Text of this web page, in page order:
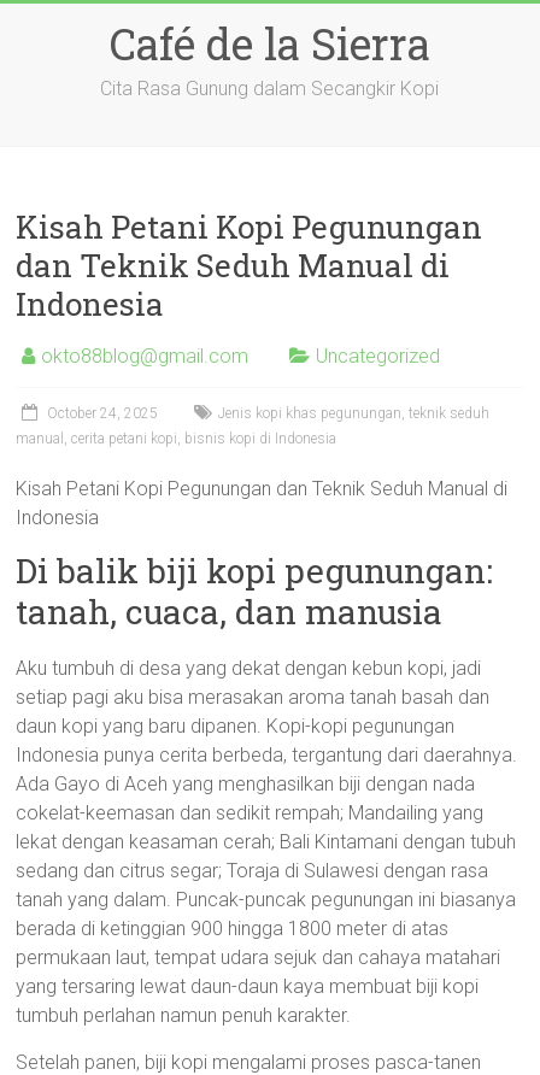
Café de la Sierra
Cita Rasa Gunung dalam Secangkir Kopi
Kisah Petani Kopi Pegunungan
dan Teknik Seduh Manual di
Indonesia
okto88blog@gmail.com Uncategorized
October 24, 2025
Jenis kopi khas pegunungan, teknik seduh
manual, cerita petani kopi, bisnis kopi di Indonesia
Kisah Petani Kopi Pegunungan dan Teknik Seduh Manual di
Indonesia
Di balik biji kopi pegunungan:
tanah, cuaca, dan manusia
Aku tumbuh di desa yang dekat dengan kebun kopi, jadi
setiap pagi aku bisa merasakan aroma tanah basah dan
daun kopi yang baru dipanen. Kopi-kopi pegunungan
Indonesia punya cerita berbeda, tergantung dari daerahnya.
Ada Gayo di Aceh yang menghasilkan biji dengan nada
cokelat-keemasan dan sedikit rempah; Mandailing yang
lekat dengan keasaman cerah; Bali Kintamani dengan tubuh
sedang dan citrus segar; Toraja di Sulawesi dengan rasa
tanah yang dalam. Puncak-puncak pegunungan ini biasanya
berada di ketinggian 900 hingga 1800 meter di atas
permukaan laut, tempat udara sejuk dan cahaya matahari
yang tersaring lewat daun-daun kaya membuat biji kopi
tumbuh perlahan namun penuh karakter.
Setelah panen, biji kopi mengalami proses pasca-tanen